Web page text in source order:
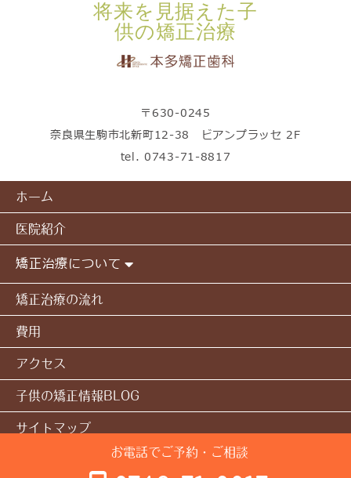
将来を見据えた子
供の矯正治療
〒630-0245
奈良県生駒市北新町12-38 ビアンプラッセ 2F
tel.0743-71-8817
ホーム
医院紹介
矯正治療について
矯正治療の流れ
費用
アクセス
子供の矯正情報BLOG
サイトマップ
お電話でご予約・ご相談